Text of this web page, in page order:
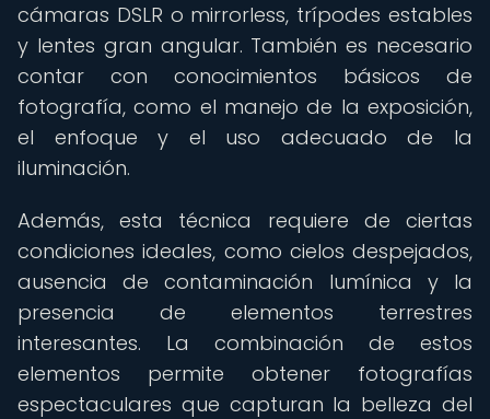
cámaras DSLR o mirrorless, trípodes estables
y lentes gran angular. También es necesario
contar con conocimientos básicos de
fotografía, como el manejo de la exposición,
el enfoque y el uso adecuado de la
iluminación.
Además, esta técnica requiere de ciertas
condiciones ideales, como cielos despejados,
ausencia de contaminación lumínica y la
presencia de elementos terrestres
interesantes. La combinación de estos
elementos permite obtener fotografías
espectaculares que capturan la belleza del